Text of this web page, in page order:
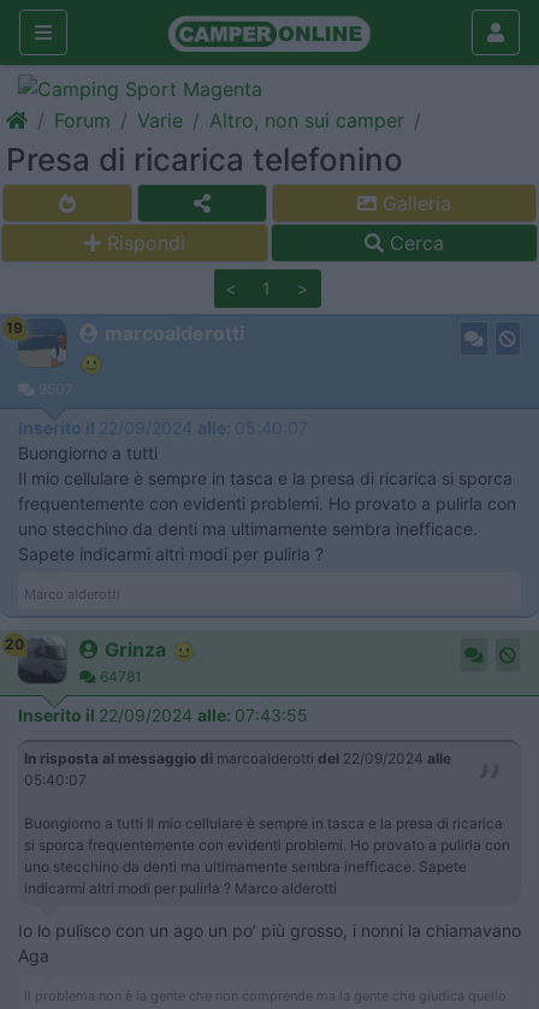
Forum Varie Altro, non sui camper
Presa di ricarica telefonino
Galleria
Rispondi
Cerca
< 1 >
19 marcoalderotti
9507
Inserito il 22/09/2024 alle: 05:40:07
Buongiorno a tutti
Il mio cellulare è sempre in tasca e la presa di ricarica si sporca
frequentemente con evidenti problemi. Ho provato a pulirla con
uno stecchino da denti ma ultimamente sembra inefficace.
Sapete indicarmi altri modi per pulirla ?
Marco alderotti
20 Grinza
64781
Inserito il 22/09/2024 alle: 07:43:55
In risposta al messaggio di marcoalderotti del 22/09/2024 alle
05:40:07
Buongiorno a tutti Il mio cellulare è sempre in tasca e la presa di ricarica
si sporca frequentemente con evidenti problemi. Ho provato a pulirla con
uno stecchino da denti ma ultimamente sembra inefficace. Sapete
indicarmi altri modi per pulirla ? Marco alderotti
Io lo pulisco con un ago un po’ più grosso, i nonni la chiamavano
Aga
Il problema non è la gente che non comprende ma la gente che giudica quello